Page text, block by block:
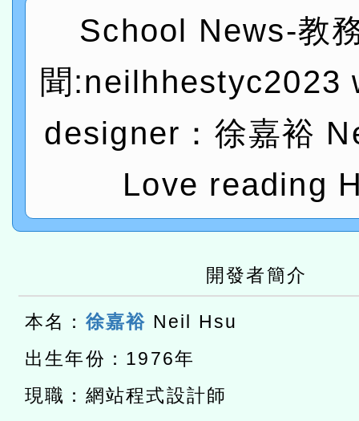
程
A3數位素養講師名單
「數位內容與教學軟體線
t」
有關大陸委員會函釋公務
赴陸應申請許可一案
轉知經濟部水利署委託財
研究院辦理「115年表揚
位及節水達人選拔活動」
115年8月22日(星期六)辦
市孔廟祈福系列活動—儒
2026年桃園地景藝術節教
結果公告(無人報名，續辦
適應運動共學行動站研習
本館辦理115年度閱讀磐
讀推動專業研習
科技賦能─人工智慧(AI)工
School News-教
聞:neilhhestyc2023
designer：徐嘉裕
Love reading
開發者簡介
本名： 徐嘉裕 Neil Hsu
出生年份：1976年
現職：網站程式設計師